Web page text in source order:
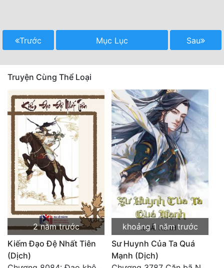
Trước Mục Lục Sau
Truyện Cùng Thể Loại
2 năm trước
Kiếm Đạo Đệ Nhất Tiên
(Dịch)
khoảng 1 năm trước
Sư Huynh Của Ta Quá
Mạnh (Dịch)